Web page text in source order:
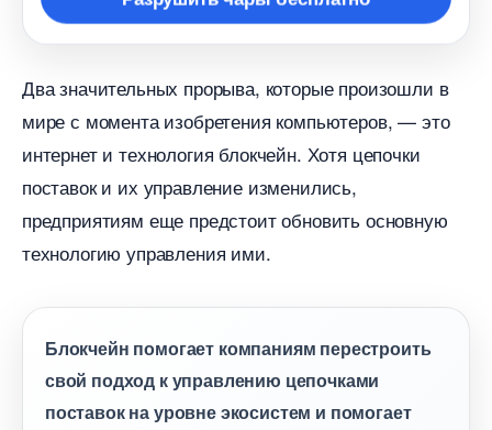
Два значительных прорыва, которые произошли
мире с момента изобретения компьютеров, — это
интернет и технология блокчейн. Хотя цепочки
поставок и их управление изменились,
предприятиям еще предстоит обновить основную
технологию управления ими.
Блокчейн помогает компаниям перестроить
свой подход к управлению цепочками
поставок на уровне экосистем и помогает